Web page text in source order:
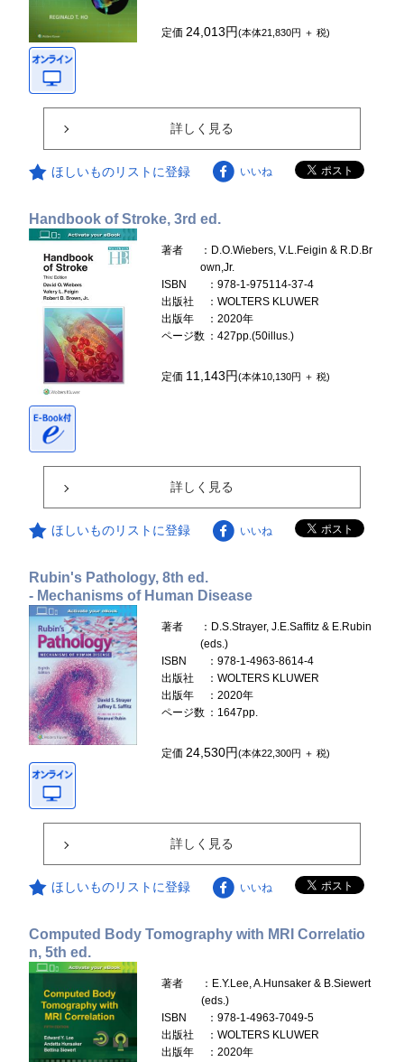
定価24,013円(本体21,830円 ＋ 税)
詳しく見る
ほしいものリストに登録 いいね
Handbook of Stroke, 3rd ed.
著者
：D.O.Wiebers, V.L.Feigin & R.D.Br
own,Jr.
ISBN
：978-1-975114-37-4
出版社
：WOLTERS KLUWER
出版年
：2020年
ページ数 ：427pp.(50illus.)
定価 11,143円(本体10,130円 ＋ 税)
詳しく見る
ほしいものリストに登録 いいね
Rubin's Pathology, 8th ed.
- Mechanisms of Human Disease
著者
：D.S.Strayer, J.E.Saffitz & E.Rubin
(eds.)
ISBN
：978-1-4963-8614-4
出版社
：WOLTERS KLUWER
出版年
：2020年
ページ数 ：1647pp.
定価24,530円(本体22,300円 ＋ 税)
詳しく見る
ほしいものリストに登録 いいね
Computed Body Tomography with MRI Correlatio
n, 5th ed.
著者
：E.Y.Lee, A.Hunsaker & B.Siewert
(eds.)
ISBN
：978-1-4963-7049-5
出版社
：WOLTERS KLUWER
出版年
：2020年